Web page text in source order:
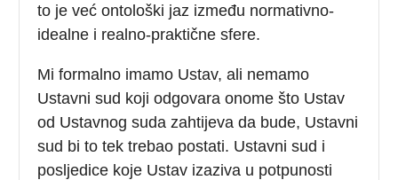
to je već ontološki jaz između normativno-
idealne i realno-praktične sfere.
Mi formalno imamo Ustav, ali nemamo
Ustavni sud koji odgovara onome što Ustav
od Ustavnog suda zahtijeva da bude, Ustavni
sud bi to tek trebao postati. Ustavni sud i
posljedice koje Ustav izaziva u potpunosti